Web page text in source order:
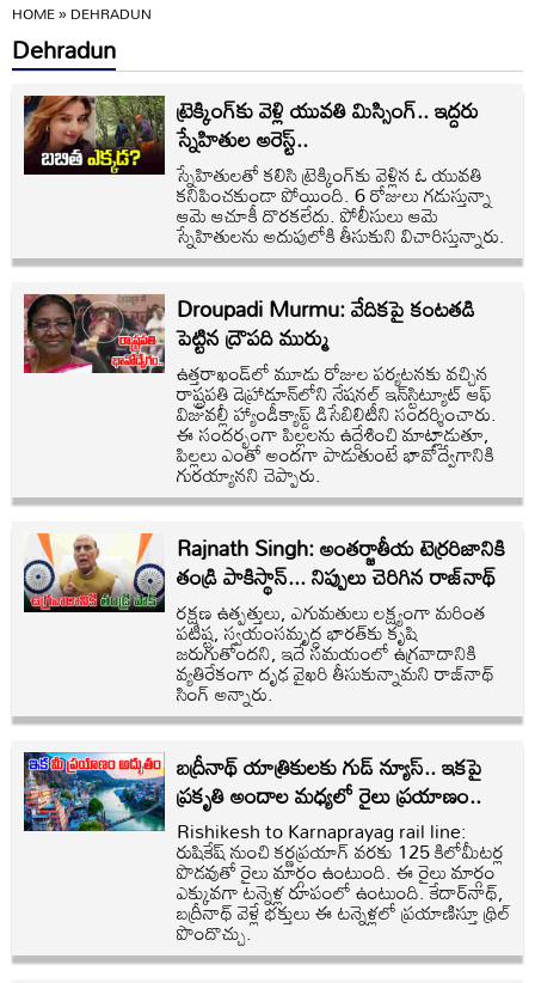
HOME»DEHRADUN
Dehradun
ట్రెక్కింగ్‌కు వెళ్లి యువతి మిస్సింగ్.. ఇద్దరు
స్నేహితుల అరెస్ట్..
స్నేహితులతో కలిసి ట్రెక్కింగ్‌కు వెళ్లిన ఓ యువతి
కనిపించకుండా పోయింది. 6 రోజులు గడుస్తున్నా
ఆమె ఆచూకీ దొరకలేదు. పోలీసులు ఆమె
స్నేహితులను అదుపులోకి తీసుకుని విచారిస్తున్నారు.
Droupadi Murmu: వేదికపై కంటతడి
పెట్టిన ద్రౌపది ముర్ము
ఉత్తరాఖండ్‌లో మూడు రోజుల పర్యటనకు వచ్చిన
రాష్ట్రపతి డెహ్రాడూన్‌లోని నేషనల్ ఇన్‌స్టిట్యూట్ ఆఫ్
విజువల్లీ హ్యాండీక్యాప్డ్ డిసేబిలిటీని సందర్శించారు.
ఈ సందర్భంగా పిల్లలను ఉద్దేశించి మాట్లాడుతూ,
పిల్లలు ఎంతో అందగా పాడుతుంటే భావోద్వేగానికి
గురయ్యానని చెప్పారు.
Rajnath Singh: అంతర్జాతీయ టెర్రరిజానికి
తండ్రి పాకిస్థాన్... నిప్పులు చెరిగిన రాజ్‌నాథ్
రక్షణ ఉత్పత్తులు, ఎగుమతులు లక్ష్యంగా మరింత
పటిష్ట, స్వయంసమృద్ధ భారత్‌కు కృషి
జరుగుతోందని, ఇదే సమయంలో ఉగ్రవాదానికి
వ్యతిరేకంగా దృఢ వైఖరి తీసుకున్నామని రాజ్‌నాథ్
సింగ్ అన్నారు.
బద్రీనాథ్ యాత్రికులకు గుడ్ న్యూస్.. ఇకపై
ప్రకృతి అందాల మధ్యలో రైలు ప్రయాణం..
Rishikesh to Karnaprayag rail line:
రుషికేష్ నుంచి కర్ణప్రయాగ్ వరకు 125 కిలోమీటర్ల
పొడవుతో రైలు మార్గం ఉంటుంది. ఈ రైలు మార్గం
ఎక్కువగా టన్నెళ్ల రూపంలో ఉంటుంది. కేదార్‌నాథ్,
బద్రీనాథ్ వెళ్లే భక్తులు ఈ టన్నెళ్లలో ప్రయాణిస్తూ థ్రిల్
పొందొచ్చు.